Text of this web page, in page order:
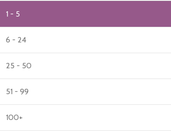
1 - 5
6 - 24
25 - 50
51 - 99
100+